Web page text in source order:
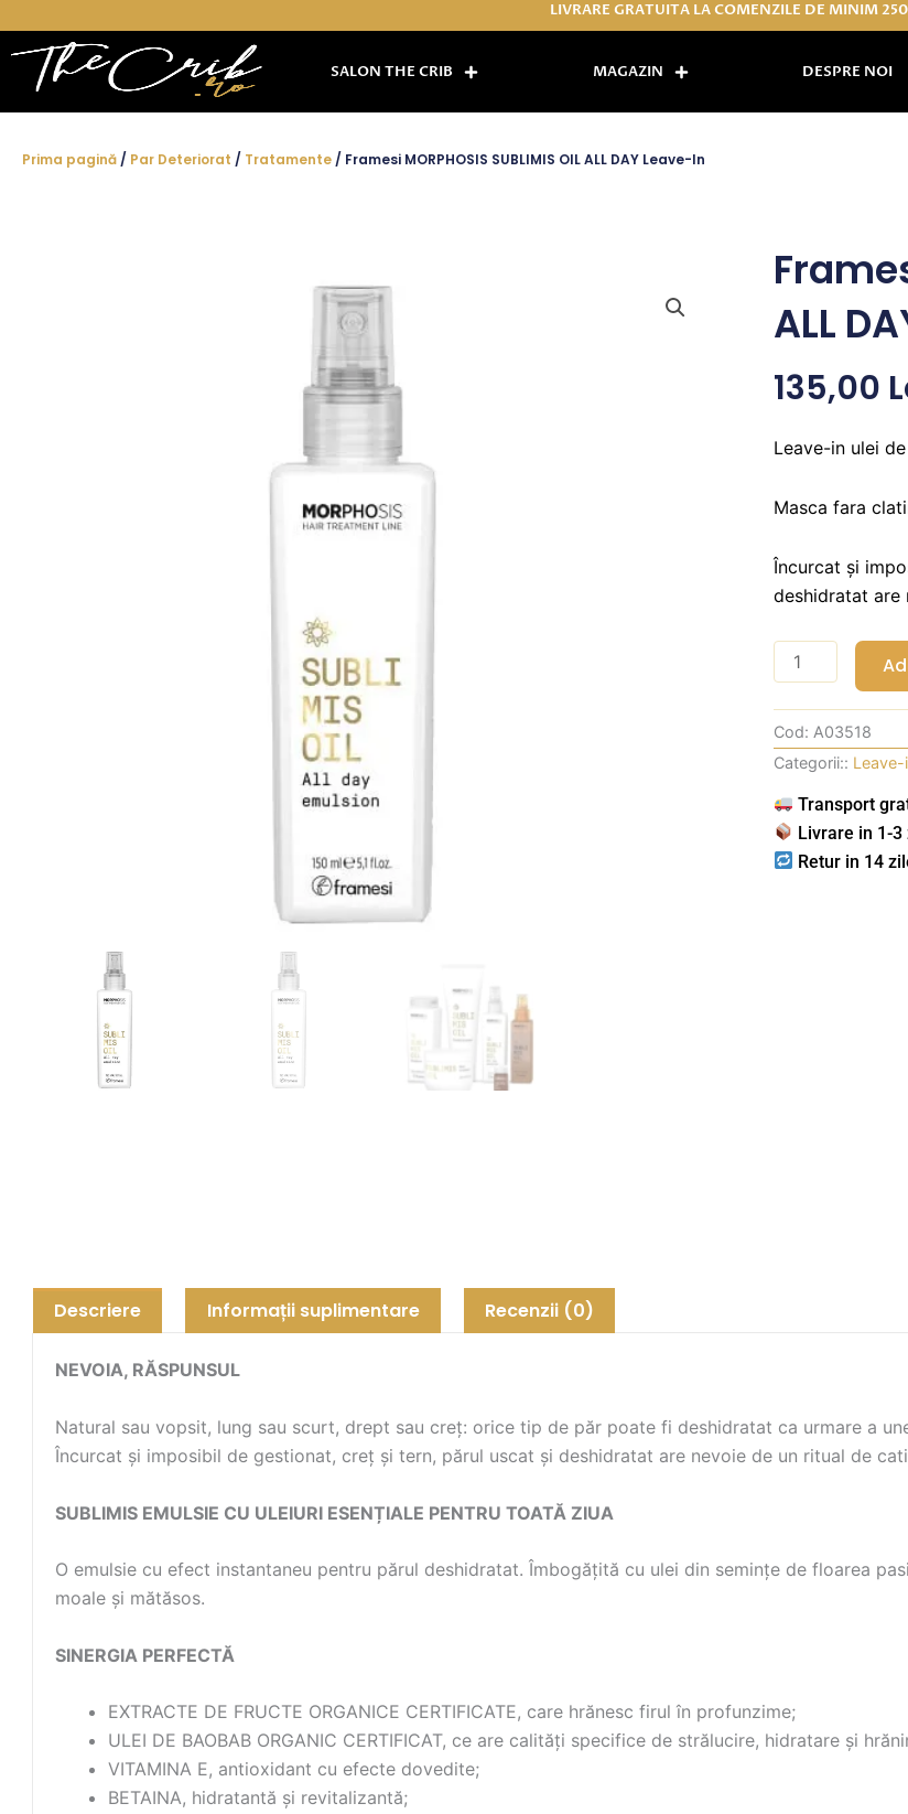
content
LIVRARE GRATUITA LA COMENZILE DE MINIM
SALON THE CRIB MAGAZIN DESPRE NOI
Prima pagină / Par Deteriorat / Tratamente / Framesi MORPHOSIS SUBLIMIS OIL ALL DAY Leave-In
ALL
135,00
Leave-in ulei
Masca fara
Încurcat și
deshidratat are
Cantitate
Framesi
MORPHOSIS
SUBLIMIS
OIL
ALL
DAY
Leave-
Cod: A03518
Categorii:: Leave-
Transport
Livrare in 1-
Retur in 14
Descriere Informații suplimentare Recenzii (0)
NEVOIA, RĂSPUNSUL
Natural sau vopsit, lung sau scurt, drept sau creț: orice tip de păr poate fi deshidratat ca urmare a
Încurcat și imposibil de gestionat, creț și tern, părul uscat și deshidratat are nevoie de un ritual de
SUBLIMIS EMULSIE CU ULEIURI ESENȚIALE PENTRU TOATĂ ZIUA
O emulsie cu efect instantaneu pentru părul deshidratat. Îmbogățită cu ulei din semințe de floarea
moale și mătăsos.
SINERGIA PERFECTĂ
EXTRACTE DE FRUCTE ORGANICE CERTIFICATE, care hrănesc firul în profunzime;
ULEI DE BAOBAB ORGANIC CERTIFICAT, ce are calități specifice de strălucire, hidratare și
VITAMINA E, antioxidant cu efecte dovedite;
BETAINA, hidratantă și revitalizantă;